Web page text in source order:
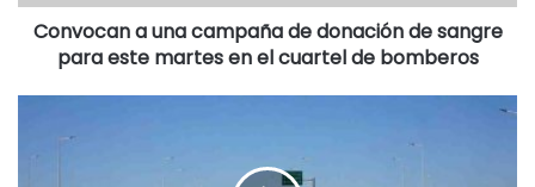
Destacadas
Convocan a una campaña de donación de sangre
para este martes en el cuartel de bomberos